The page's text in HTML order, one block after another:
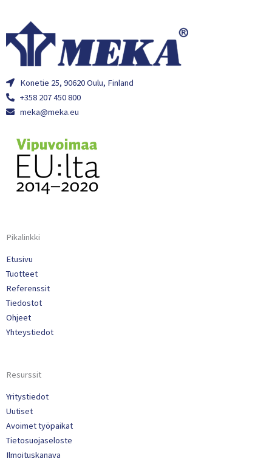
Konetie 25, 90620 Oulu, Finland
+358 207 450 800
meka@meka.eu
Pikalinkki
Etusivu
Tuotteet
Referenssit
Tiedostot
Ohjeet
Yhteystiedot
Resurssit
Yritystiedot
Uutiset
Avoimet työpaikat
Tietosuojaseloste
Ilmoituskanava